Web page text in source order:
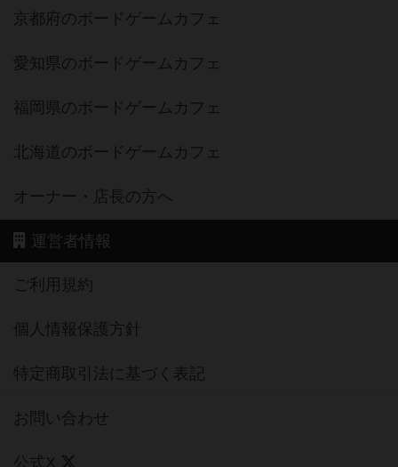
京都府のボードゲームカフェ
愛知県のボードゲームカフェ
福岡県のボードゲームカフェ
北海道のボードゲームカフェ
オーナー・店長の方へ
運営者情報
ご利用規約
個人情報保護方針
特定商取引法に基づく表記
お問い合わせ
公式X